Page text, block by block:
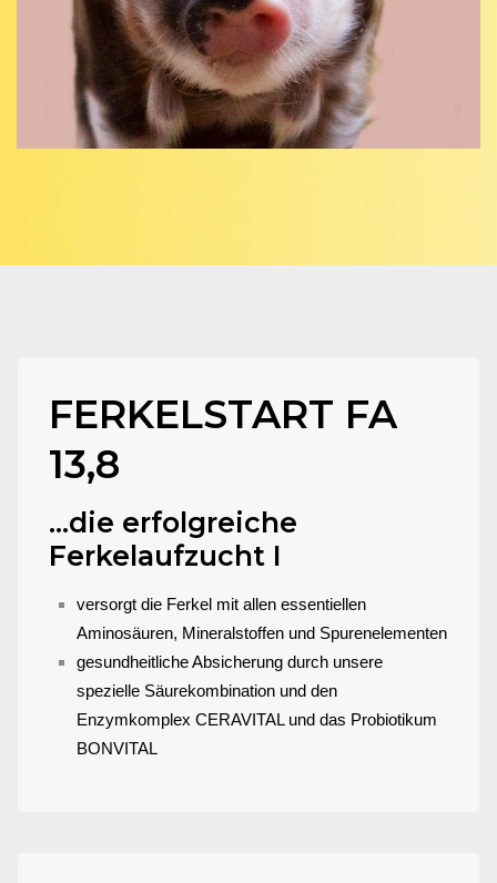
FERKELSTART FA
13,8
...die erfolgreiche
Ferkelaufzucht I
versorgt die Ferkel mit allen essentiellen
Aminosäuren, Mineralstoffen und Spurenelementen
gesundheitliche Absicherung durch unsere
spezielle Säurekombination und den
Enzymkomplex CERAVITAL und das Probiotikum
BONVITAL